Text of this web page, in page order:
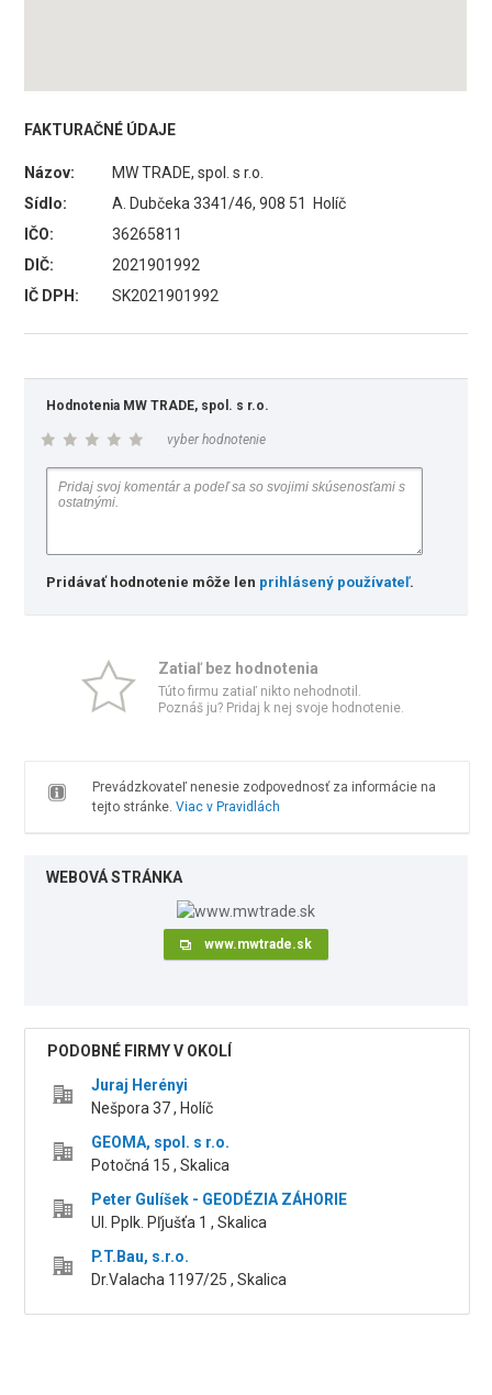
FAKTURAČNÉ ÚDAJE
Názov:
MW TRADE, spol. s r.o.
Sídlo:
A. Dubčeka 3341/46, 908 51 Holíč
IČO:
36265811
DIČ:
2021901992
IČ DPH:
SK2021901992
Hodnotenia MW TRADE, spol. s r.o.
vyber hodnotenie
Pridávať hodnotenie môže len prihlásený používateľ.
Zatiaľ bez hodnotenia
Túto firmu zatiaľ nikto nehodnotil.
Poznáš ju? Pridaj k nej svoje hodnotenie.
Prevádzkovateľ nenesie zodpovednosť za informácie na
tejto stránke. Viac v Pravidlách
WEBOVÁ STRÁNKA
www.mwtrade.sk
PODOBNÉ FIRMY V OKOLÍ
Juraj Herényi
Nešpora 37 , Holíč
GEOMA, spol. s r.o.
Potočná 15 , Skalica
Peter Gulíšek - GEODÉZIA ZÁHORIE
Ul. Pplk. Pľjušťa 1 , Skalica
P.T.Bau, s.r.o.
Dr.Valacha 1197/25 , Skalica